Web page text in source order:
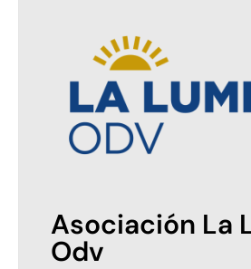
Asociación La
Odv